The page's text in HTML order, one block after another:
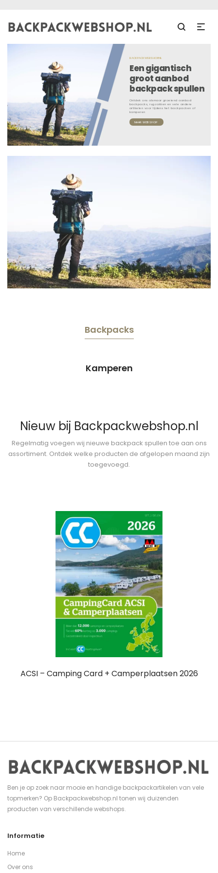
BACKPACKWEBSHOP.NL
Een gigantisch
groot aanbod
backpack spullen
Ontdek ons alsmaar groeiend aanbod
backpacks, rugzakken en vele andere
artikelen voor tijdens het backpacken of
kamperen
NAAR WEBSHOP
Backpacks
Kamperen
Nieuw bij Backpackwebshop.nl
Regelmatig voegen wij nieuwe backpack spullen toe aan ons
assortiment. Ontdek welke producten de afgelopen maand zijn
toegevoegd.
ACSI – Camping Card + Camperplaatsen 2026
Ben je op zoek naar mooie en handige backpackartikelen van vele
topmerken? Op Backpackwebshop.nl tonen wij duizenden
producten van verschillende webshops.
Informatie
Home
Over ons